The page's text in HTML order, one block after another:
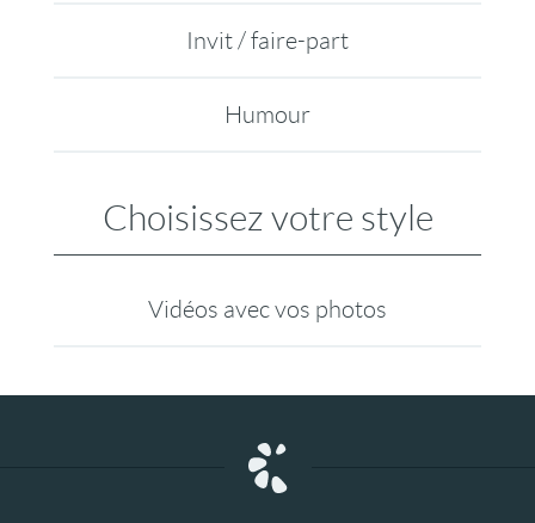
Invit / faire-part
Humour
Choisissez votre style
Vidéos avec vos photos